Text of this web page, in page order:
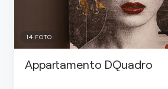
14 FOTO
Appartamento DQuadro